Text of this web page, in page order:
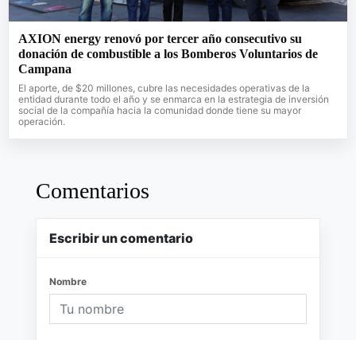
AXION energy renovó por tercer año consecutivo su
donación de combustible a los Bomberos Voluntarios de
Campana
El aporte, de $20 millones, cubre las necesidades operativas de la
entidad durante todo el año y se enmarca en la estrategia de inversión
social de la compañía hacia la comunidad donde tiene su mayor
operación.
Comentarios
Escribir un comentario
Nombre